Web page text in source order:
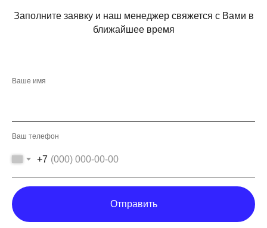
Заполните заявку и наш менеджер свяжется с Вами в
ближайшее время
Ваше имя
Ваш телефон
+7
Отправить